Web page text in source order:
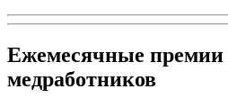
Ежемесячные премии
медработников